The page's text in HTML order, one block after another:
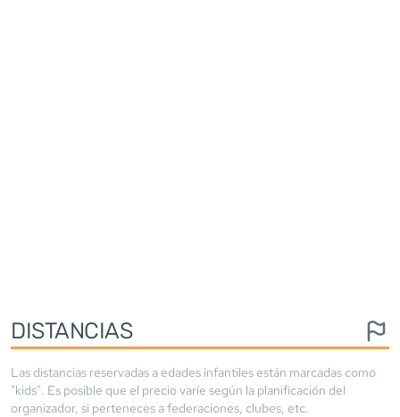
DISTANCIAS
Las distancias reservadas a edades infantiles están marcadas como
"kids". Es posible que el precio varíe según la planificación del
organizador, si perteneces a federaciones, clubes, etc.